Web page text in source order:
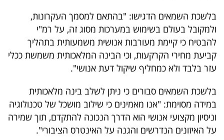
דרושים
ניוזלטרים
מייל
אדום
בלשכת השמאים הדגישו: "בהתאם למסמך העקרונות,
ולמקובל בעולם בשימוש במערכות מסוג זה, על רמ"י
להבטיח כי קיימת מעורבות אנושית משמעותית בתהליך
קביעת מחירי הקרקעות, וכי הבינה המלאכותית משמשת ככלי
עזר בלבד ולא כמחליף שיקול דעת אנושי".
בלשכת השמאים סבורים כי ניתן לשלב בינה מלאכותית
במידה מסוימת: "אנו מאמינים כי שילוב מושכל של טכנולוגיה
וניסיון מקצועי אנושי הוא הדרך הנכונה להתקדם, תוך שמירה
על האיזונים הנדרשים והגנה על האינטרס הציבורי".